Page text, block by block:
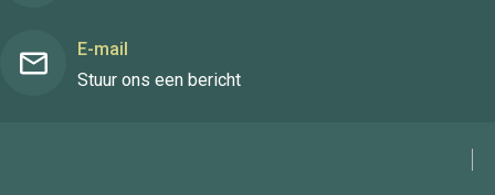
E-mail
Stuur ons een bericht